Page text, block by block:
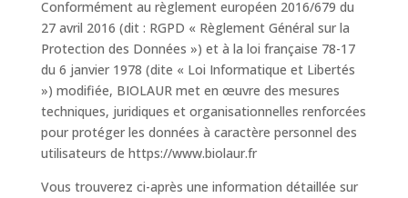
Conformément au règlement européen 2016/679 du
27 avril 2016 (dit : RGPD « Règlement Général sur la
Protection des Données ») et à la loi française 78-17
du 6 janvier 1978 (dite « Loi Informatique et Libertés
») modifiée, BIOLAUR met en œuvre des mesures
techniques, juridiques et organisationnelles renforcées
pour protéger les données à caractère personnel des
utilisateurs de https://www.biolaur.fr
Vous trouverez ci-après une information détaillée sur